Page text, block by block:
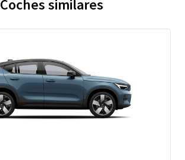
Coches similares